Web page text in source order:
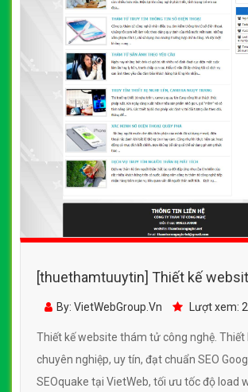
[thuethamtuuytin] Thiết kế
công nghệ đẹp, chuyên nghiệp
By: VietWebGroup.Vn Lượt xem:
Thiết kế website thám tử công nghệ. Thiết
chuyên nghiệp, uy tín, đạt chuẩn SEO
SEOquake tại VietWeb, tối ưu tốc độ load